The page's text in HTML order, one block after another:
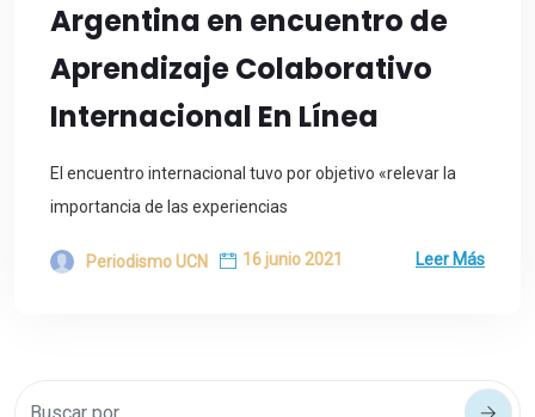
Argentina en encuentro de
Aprendizaje Colaborativo
Internacional En Línea
El encuentro internacional tuvo por objetivo «relevar la
importancia de las experiencias
Periodismo UCN 16 junio 2021 Leer Más